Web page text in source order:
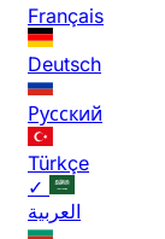
Français
Deutsch
Русский
Türkçe
✓
العربية